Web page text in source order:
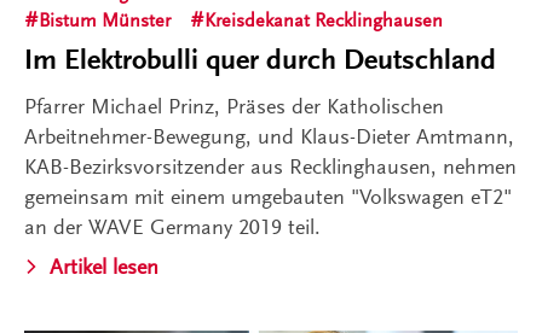
Bistum Münster
Kreisdekanat Recklinghausen
Im Elektrobulli quer durch Deutschland
Pfarrer Michael Prinz, Präses der Katholischen
Arbeitnehmer-Bewegung, und Klaus-Dieter Amtmann,
KAB-Bezirksvorsitzender aus Recklinghausen, nehmen
gemeinsam mit einem umgebauten "Volkswagen eT2"
an der WAVE Germany 2019 teil.
Artikel lesen